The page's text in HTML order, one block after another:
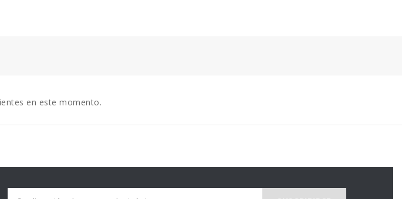
en este momento.